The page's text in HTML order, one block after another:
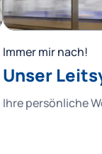
Immer mir nach!
Unser
Ihre persönliche